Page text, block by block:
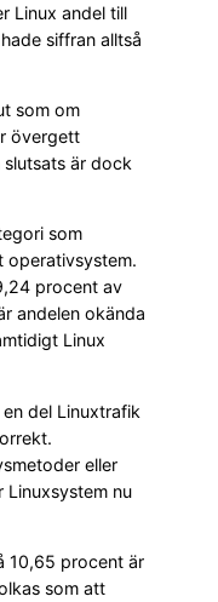
Linux andel till
siffran alltså
som om
övergett
är dock
som
operativsystem.
procent av
andelen okända
Linux
del Linuxtrafik
eller
Linuxsystem nu
10,65 procent är
som att